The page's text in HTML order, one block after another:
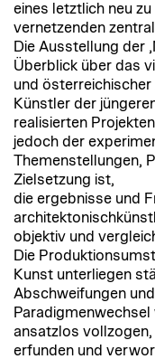
eines letztlich neu
vernetzenden
Die Ausstellung der
Überblick über das
und österreichischer
Künstler der
realisierten
jedoch der
Themenstellungen,
Zielsetzung ist,
die ergebnisse und
objektiv und
Die
Kunst unterliegen
Abschweifungen
ansatzlos vollzogen,
erfunden und